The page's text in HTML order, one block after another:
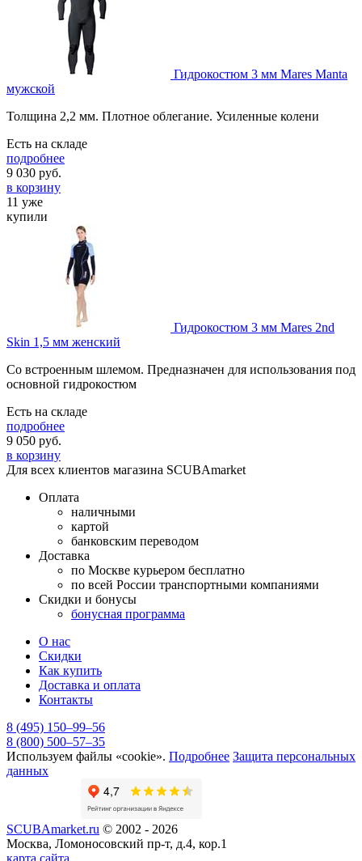
Гидрокостюм 3 мм Mares Manta
мужской
Толщина 2,2 мм. Плотное облегание. Усиленные колени
Есть на складе
подробнее
9 030 руб.
в корзину
11 уже
купили
Гидрокостюм 3 мм Mares 2nd
Skin 1,5 мм женский
Со встроенным шлемом. Предназначен для использования под
основной гидрокостюм
Есть на складе
подробнее
9 050 руб.
в корзину
Для всех клиентов магазина SCUBAmarket
Оплата
наличными
картой
банковским переводом
Доставка
по Москве курьером бесплатно
по всей России транспортными компаниями
Скидки и бонусы
бонусная программа
О нас
Скидки
Как купить
Доставка и оплата
Контакты
8 (495) 150–99–56
8 (800) 500–57–35
Используем файлы «cookie». Подробнее Защита персональных
данных
SCUBAmarket.ru © 2002 - 2026
Москва, Ломоносовский пр-т, д.4, кор.1
карта сайта